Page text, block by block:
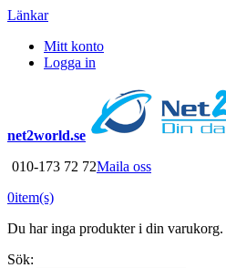
Länkar
Mitt konto
Logga in
net2world.se
010-173 72 72Maila oss
0item(s)
Du har inga produkter i din varukorg.
Sök: